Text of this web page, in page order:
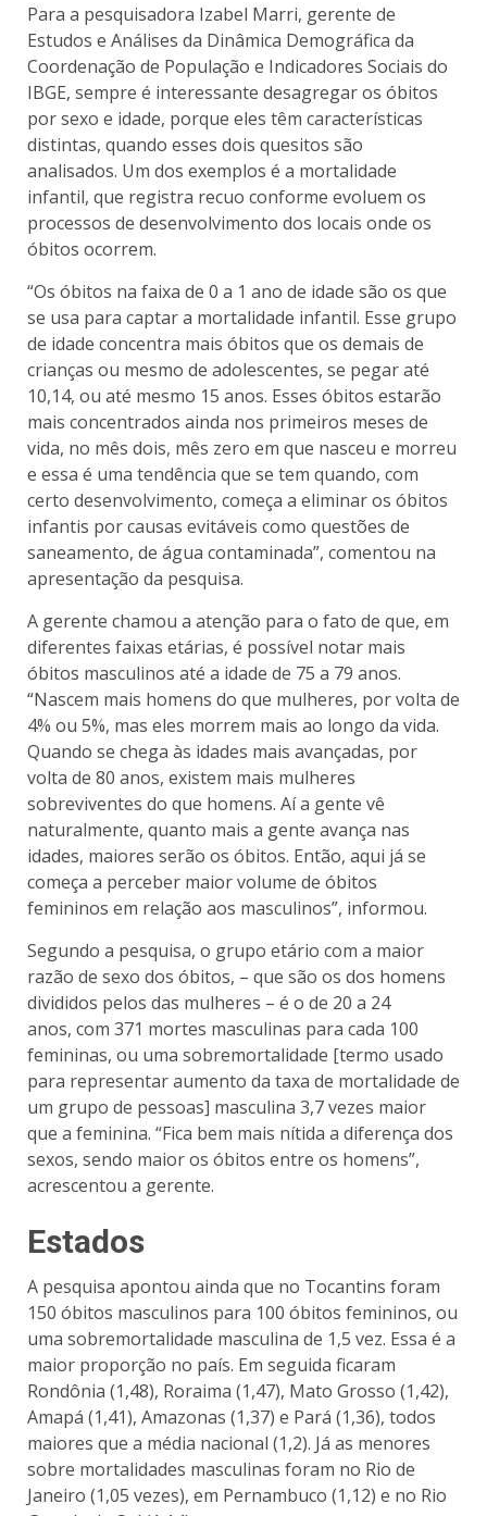
Para a pesquisadora Izabel Marri, gerente de
Estudos e Análises da Dinâmica Demográfica da
Coordenação de População e Indicadores Sociais do
IBGE, sempre é interessante desagregar os óbitos
por sexo e idade, porque eles têm características
distintas, quando esses dois quesitos são
analisados. Um dos exemplos é a mortalidade
infantil, que registra recuo conforme evoluem os
processos de desenvolvimento dos locais onde os
óbitos ocorrem.
“Os óbitos na faixa de 0 a 1 ano de idade são os que
se usa para captar a mortalidade infantil. Esse grupo
de idade concentra mais óbitos que os demais de
crianças ou mesmo de adolescentes, se pegar até
10,14, ou até mesmo 15 anos. Esses óbitos estarão
mais concentrados ainda nos primeiros meses de
vida, no mês dois, mês zero em que nasceu e morreu
e essa é uma tendência que se tem quando, com
certo desenvolvimento, começa a eliminar os óbitos
infantis por causas evitáveis como questões de
saneamento, de água contaminada”, comentou na
apresentação da pesquisa.
A gerente chamou a atenção para o fato de que, em
diferentes faixas etárias, é possível notar mais
óbitos masculinos até a idade de 75 a 79 anos.
“Nascem mais homens do que mulheres, por volta de
4% ou 5%, mas eles morrem mais ao longo da vida.
Quando se chega às idades mais avançadas, por
volta de 80 anos, existem mais mulheres
sobreviventes do que homens. Aí a gente vê
naturalmente, quanto mais a gente avança nas
idades, maiores serão os óbitos. Então, aqui já se
começa a perceber maior volume de óbitos
femininos em relação aos masculinos”, informou.
Segundo a pesquisa, o grupo etário com a maior
razão de sexo dos óbitos, – que são os dos homens
divididos pelos das mulheres – é o de 20 a 24
anos, com 371 mortes masculinas para cada 100
femininas, ou uma sobremortalidade [termo usado
para representar aumento da taxa de mortalidade de
um grupo de pessoas] masculina 3,7 vezes maior
que a feminina. “Fica bem mais nítida a diferença dos
sexos, sendo maior os óbitos entre os homens”,
acrescentou a gerente.
Estados
A pesquisa apontou ainda que no Tocantins foram
150 óbitos masculinos para 100 óbitos femininos, ou
uma sobremortalidade masculina de 1,5 vez. Essa é a
maior proporção no país. Em seguida ficaram
Rondônia (1,48), Roraima (1,47), Mato Grosso (1,42),
Amapá (1,41), Amazonas (1,37) e Pará (1,36), todos
maiores que a média nacional (1,2). Já as menores
sobre mortalidades masculinas foram no Rio de
Janeiro (1,05 vezes), em Pernambuco (1,12) e no Rio